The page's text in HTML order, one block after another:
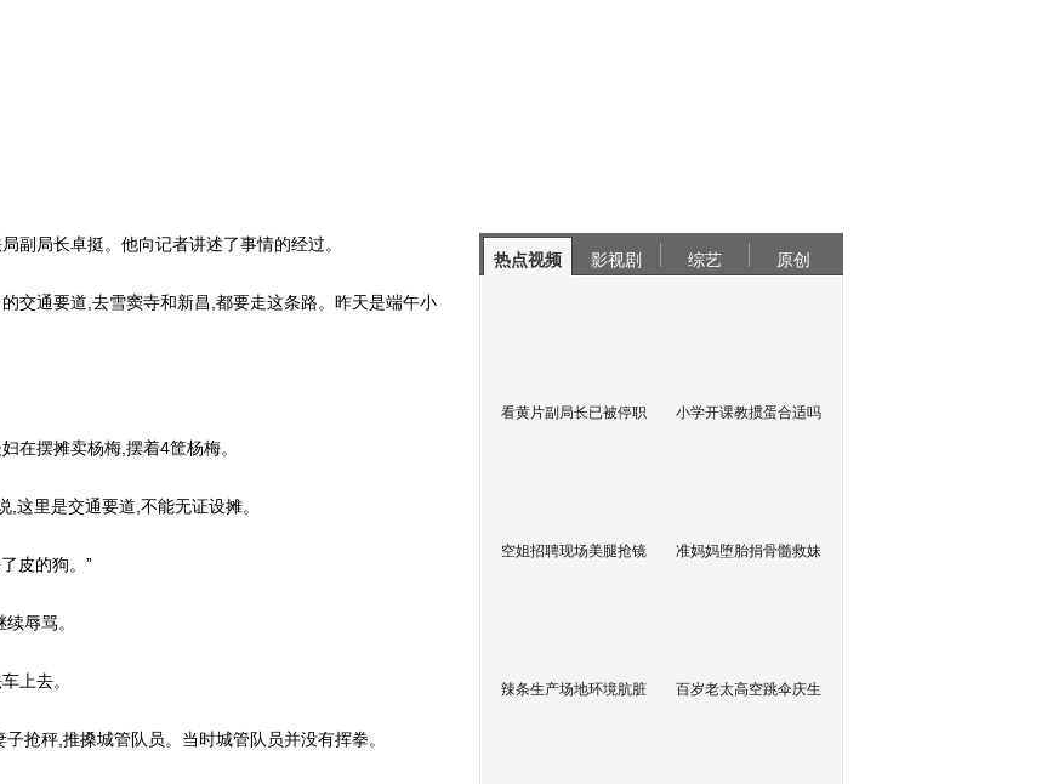
局长卓挺。他向记者讲述了事情的经过。
通要道,去雪窦寺和新昌,都要走这条路。昨天是端午小
摆摊卖杨梅,摆着4筐杨梅。
里是交通要道,不能无证设摊。
皮的狗。”
辱骂。
上去。
秤,推搡城管队员。当时城管队员并没有挥拳。
热点视频 影视剧 综艺 原创
看黄片副局长已被停职 小学开课教掼蛋合适吗
空姐招聘现场美腿抢镜 准妈妈堕胎捐骨髓救妹
辣条生产场地环境肮脏 百岁老太高空跳伞庆生